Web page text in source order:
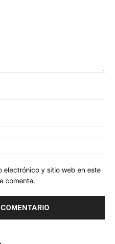
electrónico y sitio web en este
comente.